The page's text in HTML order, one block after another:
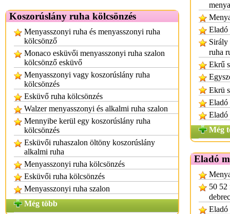
Koszorúslány ruha kölcsönzés
Menyasszonyi ruha és menyasszonyi ruha
kölcsönző
Monaco esküvői menyasszonyi ruha szalon
kölcsönző esküvő
Menyasszonyi vagy koszorúslány ruha
kölcsönzés
Esküvő ruha kölcsönzés
Walzer menyasszonyi és alkalmi ruha szalon
Mennyibe kerül egy koszorúslány ruha
kölcsönzés
Esküvői ruhaszalon öltöny koszorúslány
alkalmi ruha
Menyasszonyi ruha kölcsönzés
Esküvői ruha kölcsönzés
Menyasszonyi ruha szalon
Még több
Eladó
Sirály
ruha
Ekrű
Ekrü
Eladó
Eladó
Még
Eladó
50 52
Eladó